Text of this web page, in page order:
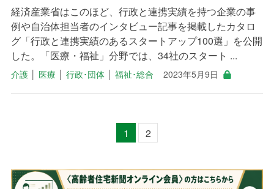
経済産業省はこのほど、行政と連携実績を持つ企業の事
例や自治体担当者のインタビュー記事を掲載したカタロ
グ「行政と連携実績のあるスタートアップ100選」を公開
した。「医療・福祉」分野では、34社のスタート ...
介護│ 医療 行政･団体│ 福祉･総合 2023年5月9日
1 2